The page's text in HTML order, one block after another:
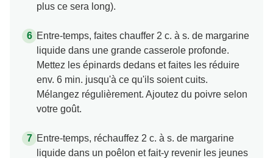
plus ce sera long).
Entre-temps, faites chauffer 2 c. à s. de margarine
liquide dans une grande casserole profonde.
Mettez les épinards dedans et faites les réduire
env. 6 min. jusqu'à ce qu'ils soient cuits.
Mélangez régulièrement. Ajoutez du poivre selon
votre goût.
Entre-temps, réchauffez 2 c. à s. de margarine
liquide dans un poêlon et fait-y revenir les jeunes